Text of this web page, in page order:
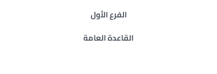
الفرع الأول
القاعدة العامة